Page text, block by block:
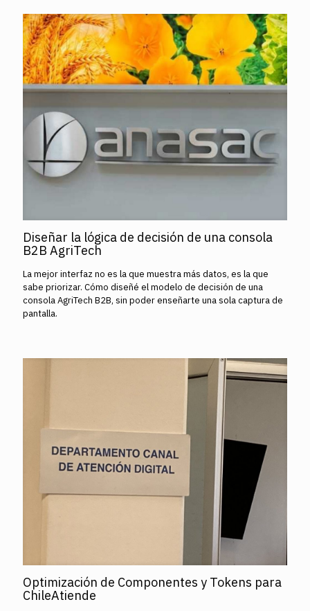
Diseñar la lógica de decisión de una consola
B2B AgriTech
La mejor interfaz no es la que muestra más datos, es la que
sabe priorizar. Cómo diseñé el modelo de decisión de una
consola AgriTech B2B, sin poder enseñarte una sola captura de
pantalla.
Optimización de Componentes y Tokens para
ChileAtiende